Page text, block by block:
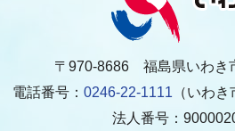
〒970-8686 福島県いわき
電話番号： 0246-22-1111 （いわ
法人番号：